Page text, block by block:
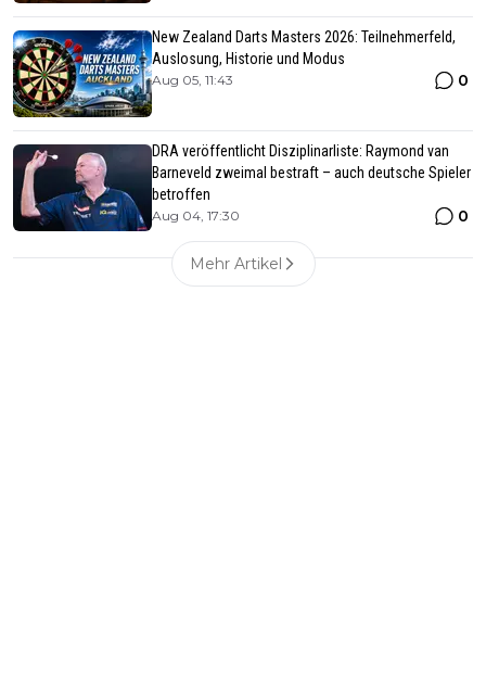
New Zealand Darts Masters 2026: Teilnehmerfeld,
Auslosung, Historie und Modus
Aug 05, 11:43 0
DRA veröffentlicht Disziplinarliste: Raymond van
Barneveld zweimal bestraft – auch deutsche Spieler
betroffen
Aug 04, 17:30 0
Mehr Artikel